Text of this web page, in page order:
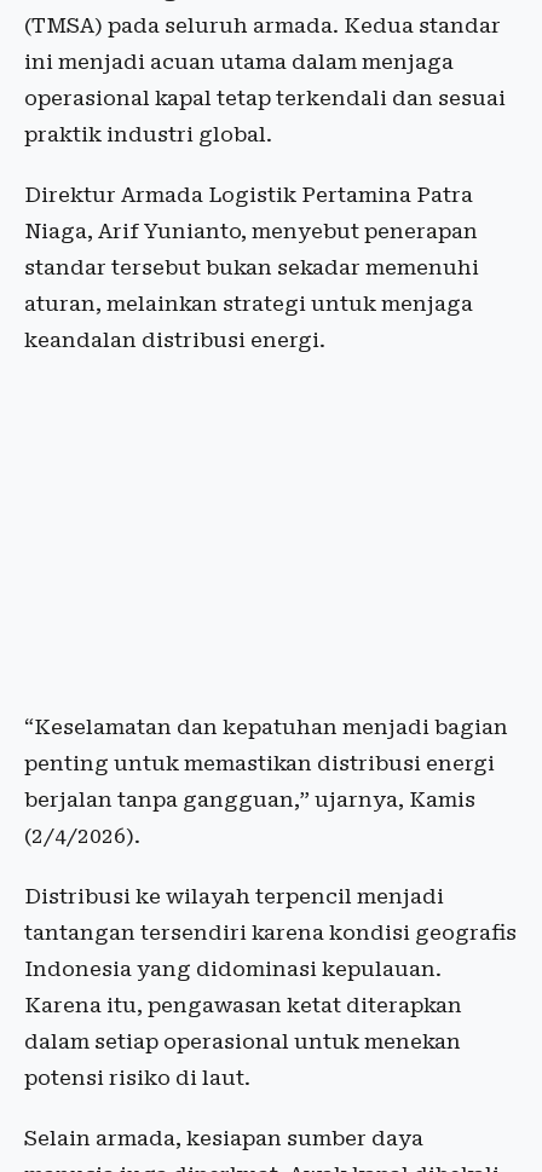
(TMSA) pada seluruh armada. Kedua standar
ini menjadi acuan utama dalam menjaga
operasional kapal tetap terkendali dan sesuai
praktik industri global.
Direktur Armada Logistik Pertamina Patra
Niaga, Arif Yunianto, menyebut penerapan
standar tersebut bukan sekadar memenuhi
aturan, melainkan strategi untuk menjaga
keandalan distribusi energi.
“Keselamatan dan kepatuhan menjadi bagian
penting untuk memastikan distribusi energi
berjalan tanpa gangguan,” ujarnya, Kamis
(2/4/2026).
Distribusi ke wilayah terpencil menjadi
tantangan tersendiri karena kondisi geografis
Indonesia yang didominasi kepulauan.
Karena itu, pengawasan ketat diterapkan
dalam setiap operasional untuk menekan
potensi risiko di laut.
Selain armada, kesiapan sumber daya